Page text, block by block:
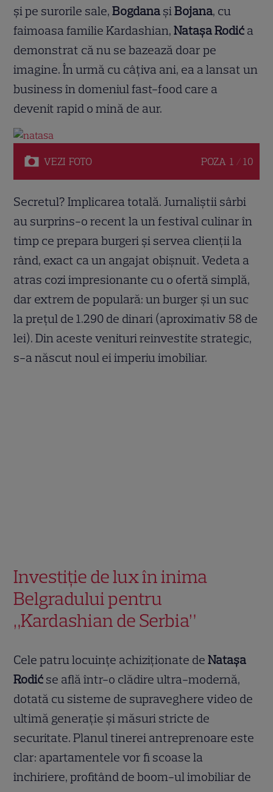
și pe surorile sale,Bogdana șiBojana, cu
faimoasa familie Kardashian,Natașa Rodić a
demonstrat că nu se bazează doar pe
imagine. În urmă cu câțiva ani, ea a lansat un
business în domeniul fast-food care a
devenit rapid o mină de aur.
VEZI FOTO POZA 1 / 10
Secretul? Implicarea totală. Jurnaliștii sârbi
au surprins-o recent la un festival culinar în
timp ce prepara burgeri și servea clienții la
rând, exact ca un angajat obișnuit. Vedeta a
atras cozi impresionante cu o ofertă simplă,
dar extrem de populară: un burger și un suc
la prețul de 1.290 de dinari (aproximativ 58 de
lei). Din aceste venituri reinvestite strategic,
s-a născut noul ei imperiu imobiliar.
Investiție de lux în inima
Belgradului pentru
„Kardashian de Serbia”
Cele patru locuințe achiziționate deNatașa
Rodić se află într-o clădire ultra-modernă,
dotată cu sisteme de supraveghere video de
ultimă generație și măsuri stricte de
securitate. Planul tinerei antreprenoare este
clar: apartamentele vor fi scoase la
închiriere, profitând de boom-ul imobiliar de